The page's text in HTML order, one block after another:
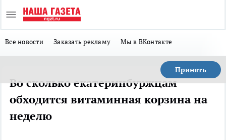
Все новости Заказать рекламу Мы в ВКонтакте
Принять
Во сколько екатеринбуржцам
обходится витаминная корзина на
неделю